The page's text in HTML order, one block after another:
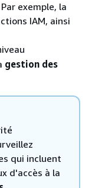
exemple, la
IAM, ainsi
gestion des
qui incluent
d'accès à la